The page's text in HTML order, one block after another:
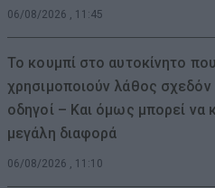
06/08/2026 , 11:45
Το κουμπί στο αυτοκίνητο που
χρησιμοποιούν λάθος σχεδόν
οδηγοί – Και όμως μπορεί να
μεγάλη διαφορά
06/08/2026 , 11:10